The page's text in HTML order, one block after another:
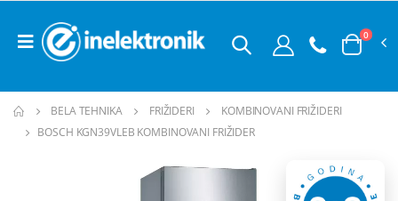
0
BELA TEHNIKA FRIŽIDERI
KOMBINOVANI FRIŽIDERI
BOSCH KGN39VLEB KOMBINOVANI FRIŽIDER